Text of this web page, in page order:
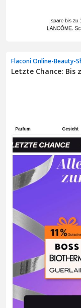
Flaconi Online-Beauty-
Letzte Chance: Bis